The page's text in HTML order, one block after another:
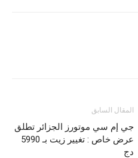
المقال السابق
جي إم سي موتورز الجزائر تطلق
عرض خاص : تغيير زيت بـ 5990
دج